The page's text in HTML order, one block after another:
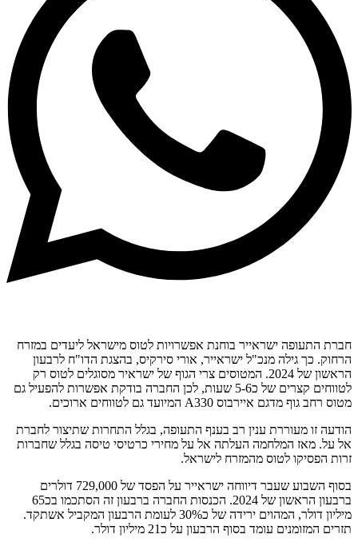
חברת התעופה ישראייר בוחנת אפשרויות לטוס מישראל ליעדים במזרח
הרחוק. כך גילה מנכ"ל ישראייר, אורי סירקיס, בהצגת הדו"ח לרבעון
הראשון של 2024. המטוסים צרי הגוף של ישראיר מסוגלים לטוס רק
לטווחים קצרים של כ5-6 שעות, לכן החברה בודקת אפשרות להפעיל גם
מטוס רחב גוף מדגם איירבוס A330 המיועד גם לטווחים ארוכים.
הודעה זו מעוררת ענין רב בענף התעופה, בגלל התחרות שתיצור לחברת
אל על. מאז המלחמה העלתה אל על מחירי כרטיסי טיסה בגלל שחברות
זרות הפסיקו לטוס מהמזרח לישראל.
בסוף השבוע שעבר דיווחה ישראייר על הפסד של 729,000 דולרים
ברבעון הראשון של 2024. הכנסות החברה ברבעון זה הסתכמו בכ65
מיליון דולר, המהוים ירידה של כ30% לעומת הרבעון המקביל אשתקד.
תזרים המזומנים עומד בסוף הרבעון על כ21 מיליון דולר.